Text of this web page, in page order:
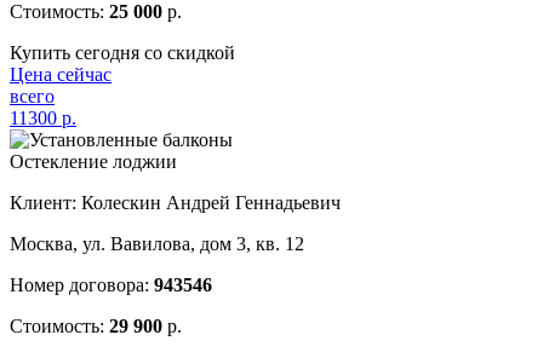
Стоимость: 25 000 р.
Купить сегодня со скидкой
Цена сейчас
всего
11300 р.
Остекление лоджии
Клиент: Колескин Андрей Геннадьевич
Москва, ул. Вавилова, дом 3, кв. 12
Номер договора: 943546
Стоимость: 29 900 р.